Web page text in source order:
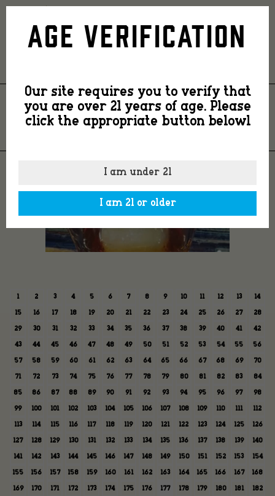
recipe4
RECIPE4
1 2 3 4 5 6 7 8 9 10 11 12 13 14
15 16 17 18 19 20 21 22 23 24 25 26 27 28
29 30 31 32 33 34 35 36 37 38 39 40 41 42
43 44 45 46 47 48 49 50 51 52 53 54 55 56
57 58 59 60 61 62 63 64 65 66 67 68 69 70
71 72 73 74 75 76 77 78 79 80 81 82 83 84
85 86 87 88 89 90 91 92 93 94 95 96 97 98
99 100 101 102 103 104 105 106 107 108 109 110 111 112
113 114 115 116 117 118 119 120 121 122 123 124 125 126
127 128 129 130 131 132 133 134 135 136 137 138 139 140
141 142 143 144 145 146 147 148 149 150 151 152 153 154
155 156 157 158 159 160 161 162 163 164 165 166 167 168
169 170 171 172 173 174 175 176 177 178 179 180 181 182
Age Verification
Our site requires you to verify that
you are over 21 years of age. Please
click the appropriate button belowl
I am under 21
I am 21 or older